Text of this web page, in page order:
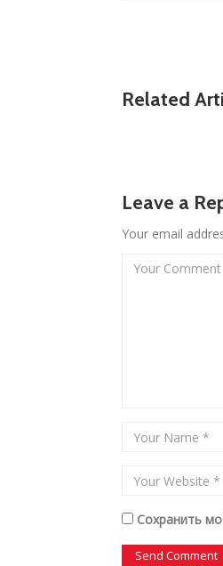
Related
Leave a
Your email
Сохранить